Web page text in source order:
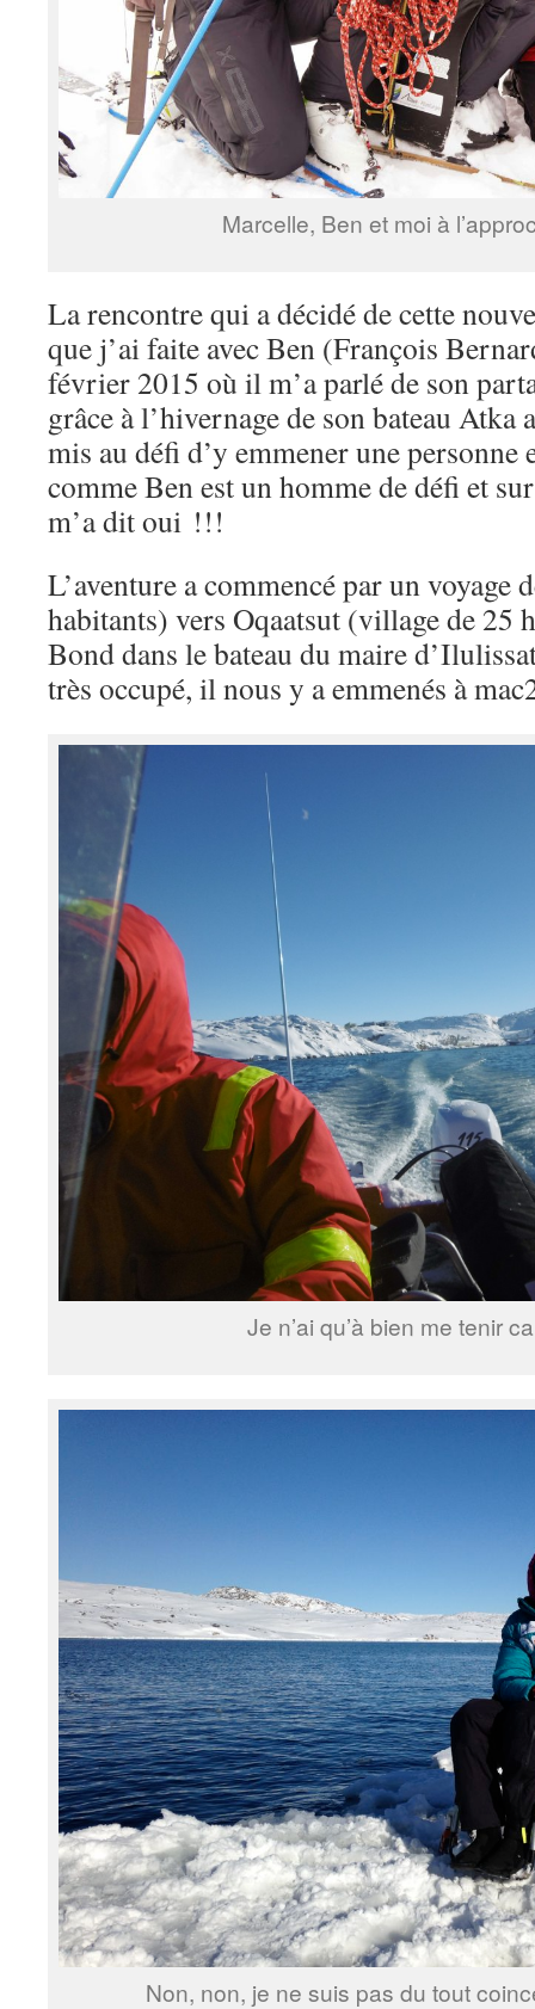
Marcelle, Ben et moi à
La rencontre qui a décidé de cette
que j’ai faite avec Ben (François
février 2015 où il m’a parlé de son
grâce à l’hivernage de son bateau Atka
mis au défi d’y emmener une
comme Ben est un homme de défi et
m’a dit oui !!!
L’aventure a commencé par un
habitants) vers Oqaatsut (village de 25
Bond dans le bateau du maire
très occupé, il nous y a emmenés à
Je n’ai qu’à bien me tenir
Non, non, je ne suis pas du tout